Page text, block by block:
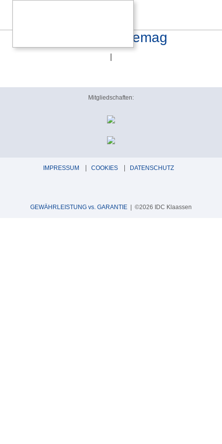
canor_dac_2-10_litemag
Mitgliedschaften:
IMPRESSUM COOKIES DATENSCHUTZ
GEWÄHRLEISTUNG vs. GARANTIE | ©2026 IDC Klaassen